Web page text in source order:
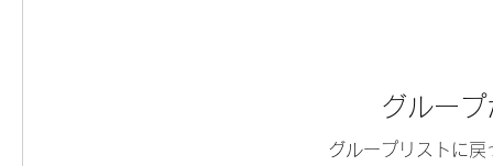
グルー
グループリストに